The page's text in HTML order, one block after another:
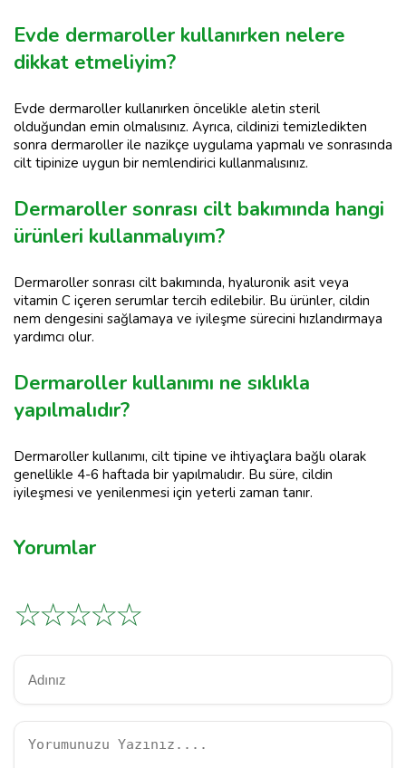
Evde dermaroller kullanırken nelere
dikkat etmeliyim?
Evde dermaroller kullanırken öncelikle aletin steril
olduğundan emin olmalısınız. Ayrıca, cildinizi temizledikten
sonra dermaroller ile nazikçe uygulama yapmalı ve sonrasında
cilt tipinize uygun bir nemlendirici kullanmalısınız.
Dermaroller sonrası cilt bakımında hangi
ürünleri kullanmalıyım?
Dermaroller sonrası cilt bakımında, hyaluronik asit veya
vitamin C içeren serumlar tercih edilebilir. Bu ürünler, cildin
nem dengesini sağlamaya ve iyileşme sürecini hızlandırmaya
yardımcı olur.
Dermaroller kullanımı ne sıklıkla
yapılmalıdır?
Dermaroller kullanımı, cilt tipine ve ihtiyaçlara bağlı olarak
genellikle 4-6 haftada bir yapılmalıdır. Bu süre, cildin
iyileşmesi ve yenilenmesi için yeterli zaman tanır.
Yorumlar
☆
☆
☆
☆
☆